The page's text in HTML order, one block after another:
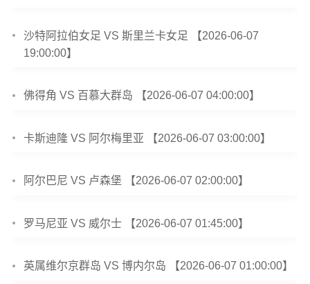
沙特阿拉伯女足 VS 斯里兰卡女足 【2026-06-07
19:00:00】
佛得角 VS 百慕大群岛 【2026-06-07 04:00:00】
卡斯迪隆 VS 阿尔梅里亚 【2026-06-07 03:00:00】
阿尔巴尼 VS 卢森堡 【2026-06-07 02:00:00】
罗马尼亚 VS 威尔士 【2026-06-07 01:45:00】
英属维尔京群岛 VS 博内尔岛 【2026-06-07 01:00:00】